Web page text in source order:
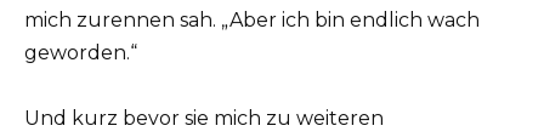
mich zurennen sah. „Aber ich bin endlich wach
geworden.“
Und kurz bevor sie mich zu weiteren